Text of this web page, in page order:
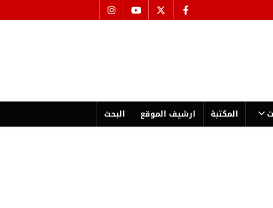
المكتبة ارشیف الموقع البحث